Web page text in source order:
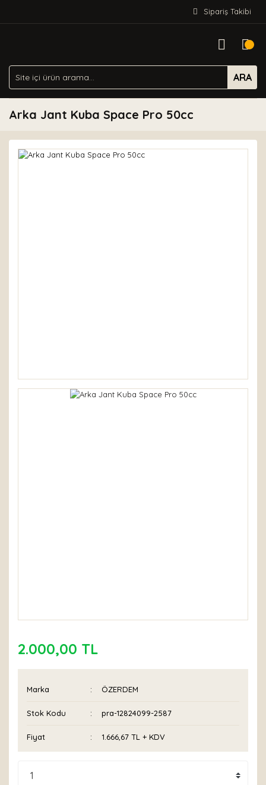
Sipariş Takibi
ARA
Arka Jant Kuba Space Pro 50cc
2.000,00 TL
Marka ÖZERDEM
Stok Kodu pra-12824099-2587
Fiyat 1.666,67 TL + KDV